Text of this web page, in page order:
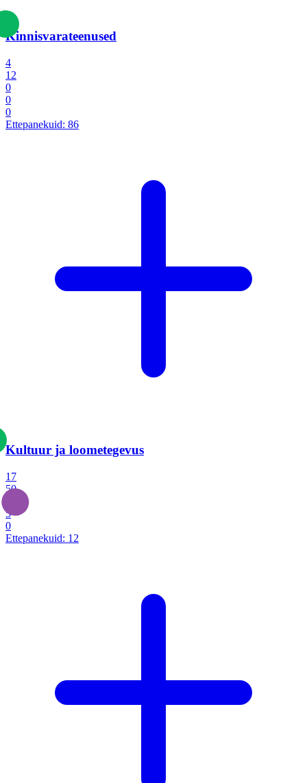
Kinnisvarateenused
4
12
0
0
0
Ettepanekuid: 86
Kultuur ja loometegevus
17
50
5
0
Ettepanekuid: 12